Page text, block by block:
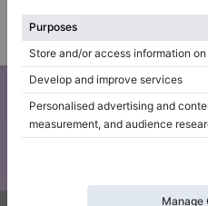
Zapisz się do
Bądź na bieżąco z